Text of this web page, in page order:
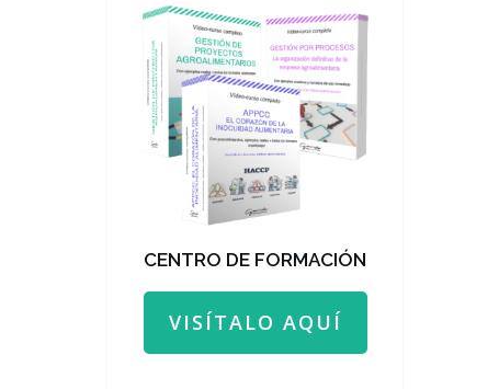
CENTRO DE FORMACIÓN
VISÍTALO AQUÍ